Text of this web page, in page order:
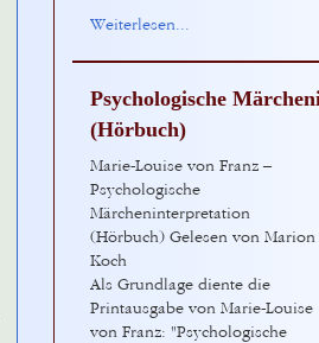
Weiterlesen...
Psychologische
(Hörbuch)
Marie-Louise von Franz –
Psychologische
Märcheninterpretation
(Hörbuch) Gelesen von Marion
Koch
Als Grundlage diente die
Printausgabe von Marie-Louise
von Franz: "Psychologische